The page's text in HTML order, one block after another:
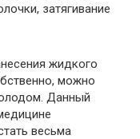
затягивание
жидкого
можно
Данный
весьма